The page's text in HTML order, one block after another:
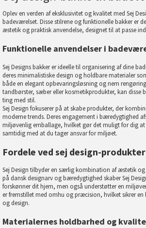
Oplev en verden af eksklusivitet og kvalitet med Sej
badeværelset. Disse stilrene og funktionelle bakker er
æstetik og praktisk anvendelse, designet til at passe
Funktionelle anvendelser i
Sej Designs bakker er ideelle til organisering af dine
deres minimalistiske design og holdbare materialer
både en elegant opbevaringsløsning og nem
tandbørster, sæber eller kosmetikprodukter, kan disse
ting med stil.
Sej Design fokuserer på at skabe produkter, der
moderne trends. Deres engagement i bæredygtighed
miljøvenlig emballage, hvilket gør det muligt for dig at
samtidig med at du tager ansvar for miljøet.
Fordele ved sej design-produkter
Sej Design tilbyder en særlig kombination af æstetik
på dansk designarv og bæredygtighed skaber Sej
forskønner dit hjem, men også understøtter en
er fremstillet med omhu og præcision, hvilket sikrer
og design.
Materialernes holdbarhed og